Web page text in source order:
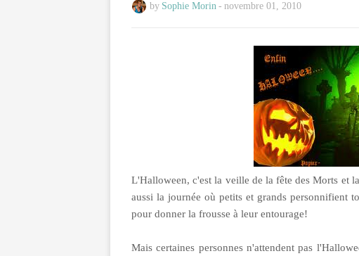
by Sophie Morin - novembre 01, 2010
L'Halloween, c'est la veille de la fête des Morts et
aussi la journée où petits et grands personnifient
pour donner la frousse à leur entourage!
Mais certaines personnes n'attendent pas